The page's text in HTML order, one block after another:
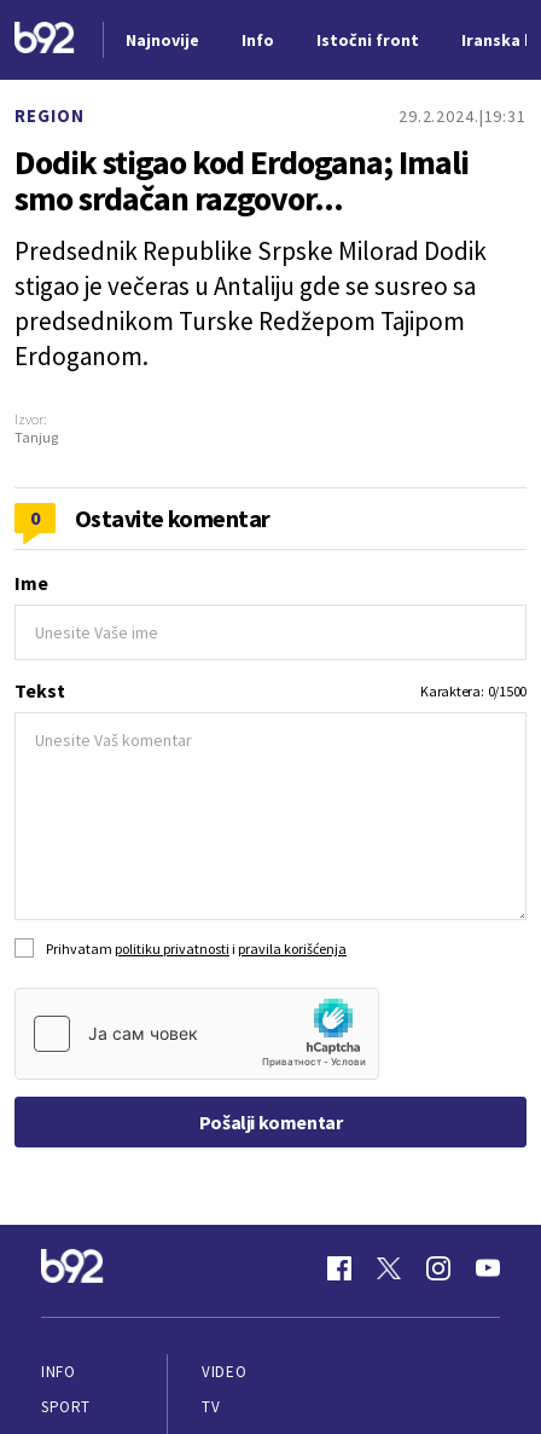
Najnovije Info Istočni front Iranska
REGION 29.2.2024. 19:31
Dodik stigao kod Erdogana; Imali
smo srdačan razgovor...
Predsednik Republike Srpske Milorad Dodik
stigao je večeras u Antaliju gde se susreo sa
predsednikom Turske Redžepom Tajipom
Erdoganom.
Izvor:
Tanjug
0 Ostavite komentar
Ime
Tekst Karaktera: 0/1500
Prihvatam politiku privatnosti i pravila korišćenja
Pošalji komentar
INFO
SPORT
VIDEO
TV